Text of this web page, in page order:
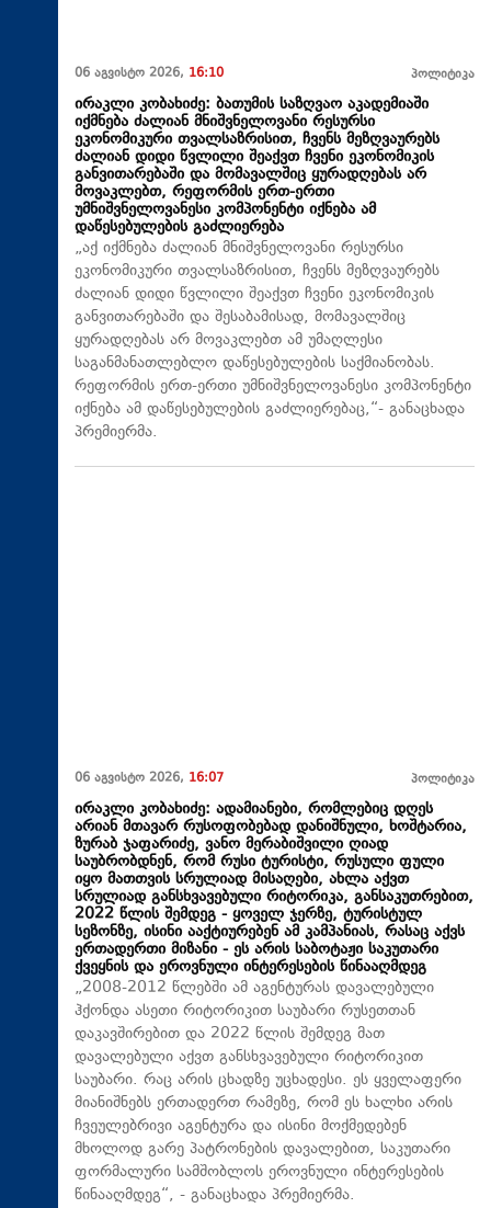
06 აგვისტო 2026, 16:10 პოლიტიკა
ირაკლი კობახიძე: ბათუმის საზღვაო აკადემიაში
იქმნება ძალიან მნიშვნელოვანი რესურსი
ეკონომიკური თვალსაზრისით, ჩვენს მეზღვაურებს
ძალიან დიდი წვლილი შეაქვთ ჩვენი ეკონომიკის
განვითარებაში და მომავალშიც ყურადღებას არ
მოვაკლებთ, რეფორმის ერთ-ერთი
უმნიშვნელოვანესი კომპონენტი იქნება ამ
დაწესებულების გაძლიერება
„აქ იქმნება ძალიან მნიშვნელოვანი რესურსი
ეკონომიკური თვალსაზრისით, ჩვენს მეზღვაურებს
ძალიან დიდი წვლილი შეაქვთ ჩვენი ეკონომიკის
განვითარებაში და შესაბამისად, მომავალშიც
ყურადღებას არ მოვაკლებთ ამ უმაღლესი
საგანმანათლებლო დაწესებულების საქმიანობას.
რეფორმის ერთ-ერთი უმნიშვნელოვანესი კომპონენტი
იქნება ამ დაწესებულების გაძლიერებაც,“- განაცხადა
პრემიერმა.
06 აგვისტო 2026, 16:07 პოლიტიკა
ირაკლი კობახიძე: ადამიანები, რომლებიც დღეს
არიან მთავარ რუსოფობებად დანიშნული, ხოშტარია,
ზურაბ ჯაფარიძე, ვანო მერაბიშვილი ღიად
საუბრობდნენ, რომ რუსი ტურისტი, რუსული ფული
იყო მათთვის სრულიად მისაღები, ახლა აქვთ
სრულიად განსხვავებული რიტორიკა, განსაკუთრებით,
2022 წლის შემდეგ - ყოველ ჯერზე, ტურისტულ
სეზონზე, ისინი ააქტიურებენ ამ კამპანიას, რასაც აქვს
ერთადერთი მიზანი - ეს არის საბოტაჟი საკუთარი
ქვეყნის და ეროვნული ინტერესების წინააღმდეგ
„2008-2012 წლებში ამ აგენტურას დავალებული
ჰქონდა ასეთი რიტორიკით საუბარი რუსეთთან
დაკავშირებით და 2022 წლის შემდეგ მათ
დავალებული აქვთ განსხვავებული რიტორიკით
საუბარი. რაც არის ცხადზე უცხადესი. ეს ყველაფერი
მიანიშნებს ერთადერთ რამეზე, რომ ეს ხალხი არის
ჩვეულებრივი აგენტურა და ისინი მოქმედებენ
მხოლოდ გარე პატრონების დავალებით, საკუთარი
ფორმალური სამშობლოს ეროვნული ინტერესების
წინააღმდეგ“, - განაცხადა პრემიერმა.